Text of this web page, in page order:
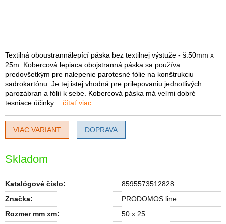
Skladom
Textilná oboustrannálepící páska bez textilnej výstuže - š.50mm x
25m. Kobercová lepiaca obojstranná páska sa používa
predovšetkým pre nalepenie parotesné fólie na konštrukciu
sadrokartónu. Je tej istej vhodná pre prilepovaniu jednotlivých
parozábran a fólií k sebe. Kobercová páska má veľmi dobré
tesniace účinky.
…čítať viac
Katalógové číslo:
8595573512828
Značka:
PRODOMOS line
Rozmer mm xm: 50 x 25
VIAC VARIANT DOPRAVA